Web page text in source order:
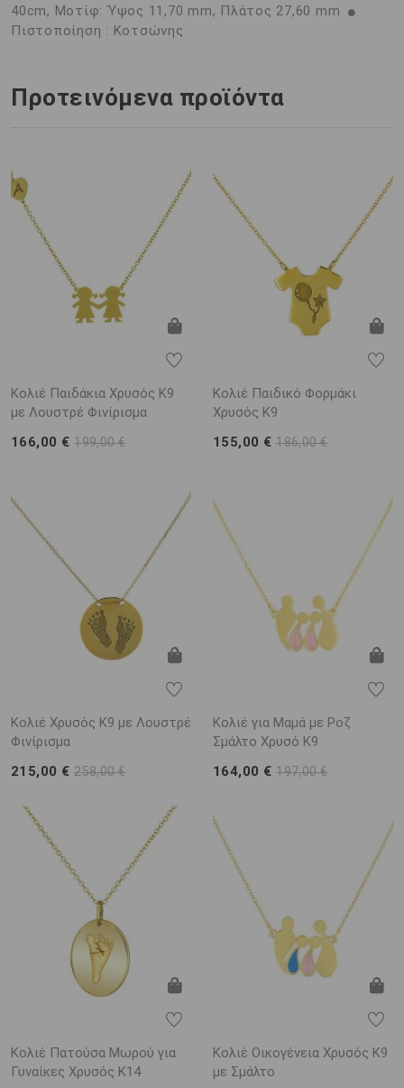
40cm, Μοτίφ: Ύψος 11,70 mm, Πλάτος 27,60 mm
Πιστοποίηση : Κοτσώνης
Προτεινόμενα προϊόντα
Κολιέ Παιδάκια Χρυσός Κ9
με Λουστρέ Φινίρισμα
166,00 €199,00 €
Κολιέ Παιδικό Φορμάκι
Χρυσός Κ9
155,00 €186,00 €
Κολιέ Χρυσός Κ9 με Λουστρέ
Φινίρισμα
215,00 €258,00 €
Κολιέ για Μαμά με Ροζ
Σμάλτο Χρυσό K9
164,00 €197,00 €
Κολιέ Πατούσα Μωρού για
Γυναίκες Χρυσός K14
Κολιέ Οικογένεια Χρυσός Κ9
με Σμάλτο